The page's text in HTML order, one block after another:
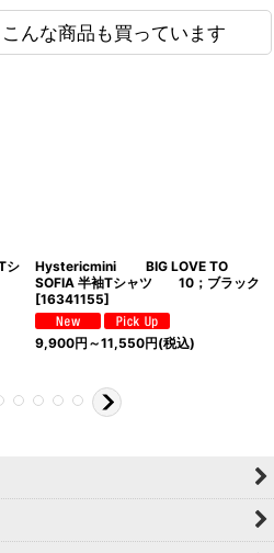
んな商品も買っています
シ
Hystericmini BIG LOVE TO
SOFIA 半袖Tシャツ 10；ブラック
[16341155]
9,900円 ～11,550円(税込)